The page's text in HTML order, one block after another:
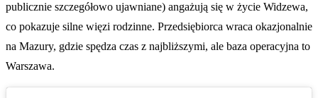
publicznie szczegółowo ujawniane) angażują się w życie Widzewa,
co pokazuje silne więzi rodzinne. Przedsiębiorca wraca okazjonalnie
na Mazury, gdzie spędza czas z najbliższymi, ale baza operacyjna to
Warszawa.